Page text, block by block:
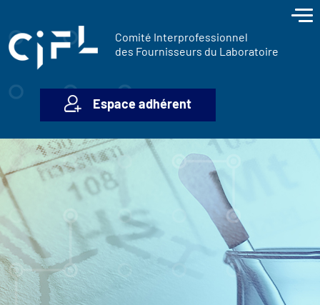
Comité Interprofessionnel
des Fournisseurs du Laboratoire
Espace adhérent